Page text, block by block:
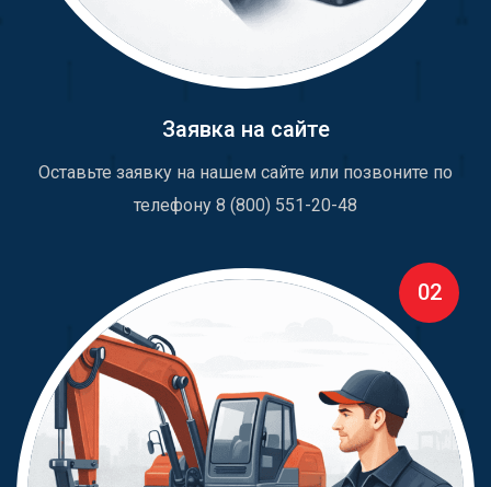
Заявка на сайте
Оставьте заявку на нашем сайте или позвоните по
телефону 8 (800) 551-20-48
02